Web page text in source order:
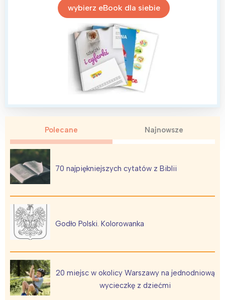
wybierz eBook dla siebie
Polecane Najnowsze
70 najpiękniejszych cytatów z Biblii
Godło Polski. Kolorowanka
20 miejsc w okolicy Warszawy na jednodniową
wycieczkę z dziećmi
Warszawa
Trójmiasto
Wrocław
Śląsk
Kraków
Południe
Północ
Wszystkie